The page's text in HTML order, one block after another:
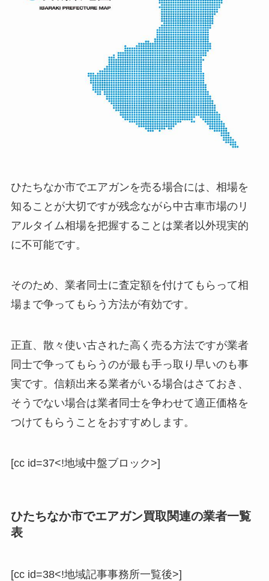
ひたちなか市でエアガンを売る場合には、相場を
知ることが大切ですが残念ながら中古車市場のリ
アルタイム相場を把握することは業者以外現実的
に不可能です。
そのため、業者同士に査定額を付けてもらって相
場まで争ってもらう方法が有効です。
正直、散々使い古された高く売る方法ですが業者
同士で争ってもらうのが最も手っ取り早いのも事
実です。信頼出来る業者がいる場合はさておき、
そうでない場合は業者同士を争わせて適正価格を
つけてもらうことをおすすめします。
[cc id=37<!地域中盤ブロック>]
ひたちなか市でエアガン買取関連の業者一覧
表
[cc id=38<!地域記事事務所一覧後>]